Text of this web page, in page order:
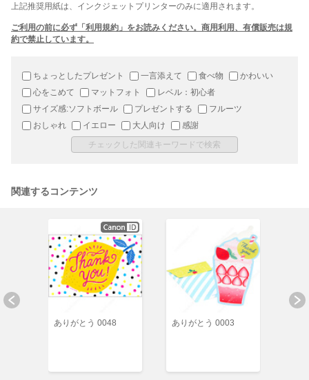
上記推奨用紙は、インクジェットプリンターのみに適用されます。
ご利用の前に必ず「利用規約」をお読みください。商用利用、有償販売は規
約で禁止しています。
ちょっとしたプレゼント 一言添えて 食べ物
かわいい
心をこめて
マットフォト
レベル：初心者
サイズ感:ソフトボール
プレゼントする
フルーツ
おしゃれ
イエロー 大人向け 感謝
関連するコンテンツ
ありがとう 0048 ありがとう 0003